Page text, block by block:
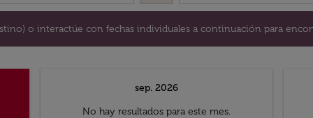
o interactúe con fechas individuales a continuación para
sep. 2026
No hay resultados para este mes.